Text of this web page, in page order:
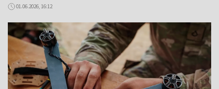
01.06.2026, 16:12